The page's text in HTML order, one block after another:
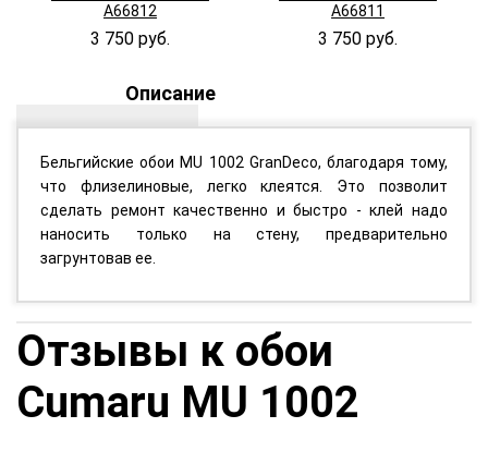
A66812
3 750 руб.
A66811
3 750 руб.
Описание
Бельгийские обои MU 1002 GranDeco, благодаря тому,
что флизелиновые, легко клеятся. Это позволит
сделать ремонт качественно и быстро - клей надо
наносить только на стену, предварительно
загрунтовав ее.
Отзывы к обои
Cumaru MU 1002